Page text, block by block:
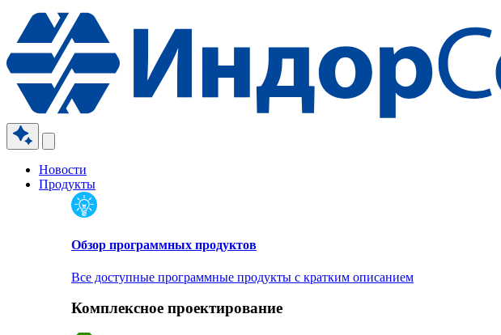
Новости
Продукты
Обзор программных продуктов
Все доступные программные продукты с кратким описанием
Комплексное проектирование